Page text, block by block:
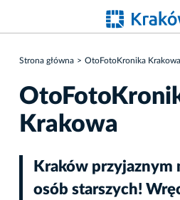
Strona główna OtoFotoKronika Krakowa
Krakowa
Kraków przyjaznym
osób starszych!